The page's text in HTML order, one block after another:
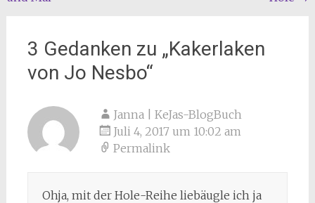
3 Gedanken zu „Kakerlaken
von Jo Nesbo“
Janna | KeJas-BlogBuch
Juli 4, 2017 um 10:02 am
Permalink
Ohja, mit der Hole-Reihe liebäugle ich ja